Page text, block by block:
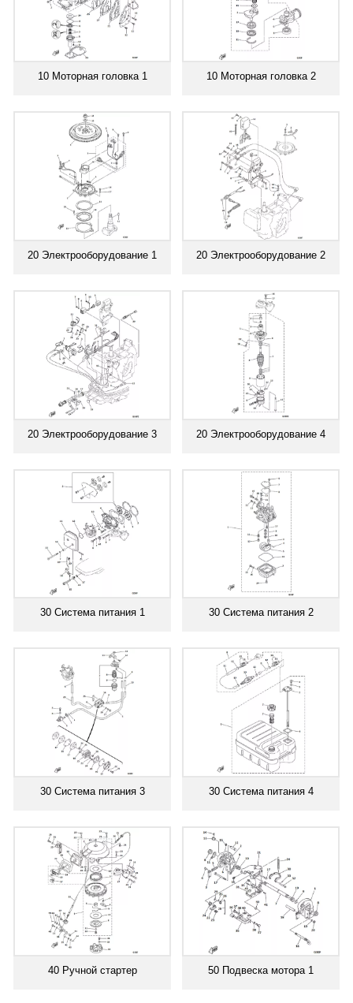
10 Моторная головка 1 10 Моторная головка 2
20 Электрооборудование 1 20 Электрооборудование 2
20 Электрооборудование 3 20 Электрооборудование 4
30 Система питания 1 30 Система питания 2
30 Система питания 3 30 Система питания 4
40 Ручной стартер 50 Подвеска мотора 1